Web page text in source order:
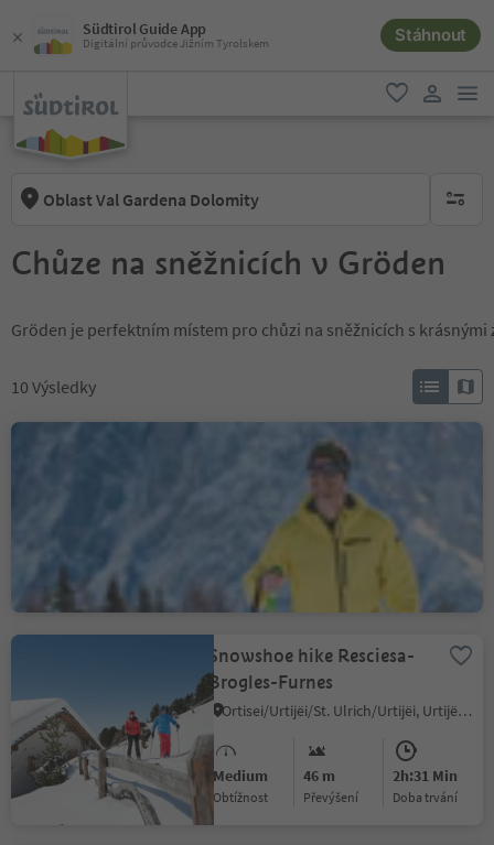
Südtirol Guide App
Digitální průvodce Jižním Tyrolskem Stáhnout
oblíbené
Oblast Val Gardena Dolomity brak
Chůze na sněžnicích v Gröden
Gröden je perfektním místem pro chůzi na sněžnicích s krásnými
10 Výsledky
Snowshoe hike below the
Sassolungo Group
Medium
Obtížnost
Snowshoe hike Resciesa-
Brogles-Furnes
Ortisei/Urtijëi/St. Ulrich/Urtijëi, Urtijëi/Ortisei, Dolomites Region Val Gardena
Medium
Obtížnost
46 m
Převýšení
2h:31 Min
doba trvání